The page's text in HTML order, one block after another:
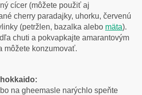
cícer (môžete použiť aj
cherry paradajky, uhorku, červenú
(petržlen, bazalka alebo mäta).
chuti a pokvapkajte amarantovým
môžete konzumovať.
na gheemasle narýchlo speňte